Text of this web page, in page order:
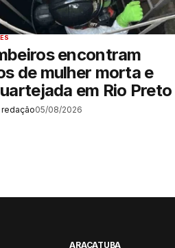
encontram
de mulher morta e
em Rio Preto
redação05/08/2026
ARAÇATUBA